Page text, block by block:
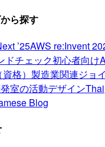
ら探す
’25AWS re:Invent
ドチェック初心者向け
格） 製造業関連ジョ
室の活動デザインThai
Blog